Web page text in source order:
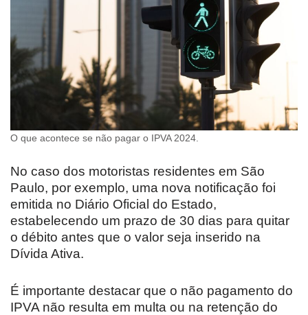
O que acontece se não pagar o IPVA 2024.
No caso dos motoristas residentes em São
Paulo, por exemplo, uma nova notificação foi
emitida no Diário Oficial do Estado,
estabelecendo um prazo de 30 dias para quitar
o débito antes que o valor seja inserido na
Dívida Ativa.
É importante destacar que o não pagamento do
IPVA não resulta em multa ou na retenção do